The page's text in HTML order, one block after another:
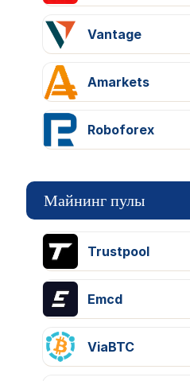
Vantage
Amarkets
Roboforex
Майнинг пулы
Trustpool
Emcd
ViaBTC